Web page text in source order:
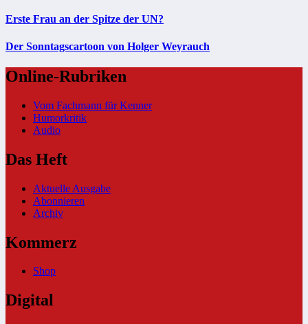
Erste Frau an der Spitze der UN?
Der Sonntagscartoon von Holger Weyrauch
Online-Rubriken
Vom Fachmann für Kenner
Humorkritik
Audio
Das Heft
Aktuelle Ausgabe
Abonnieren
Archiv
Kommerz
Shop
Digital